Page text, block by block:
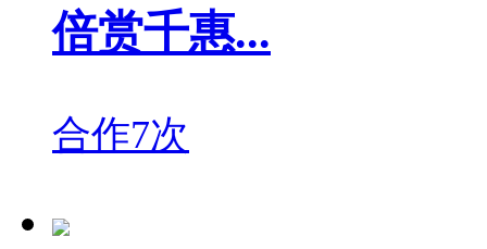
倍赏千惠...
合作7次